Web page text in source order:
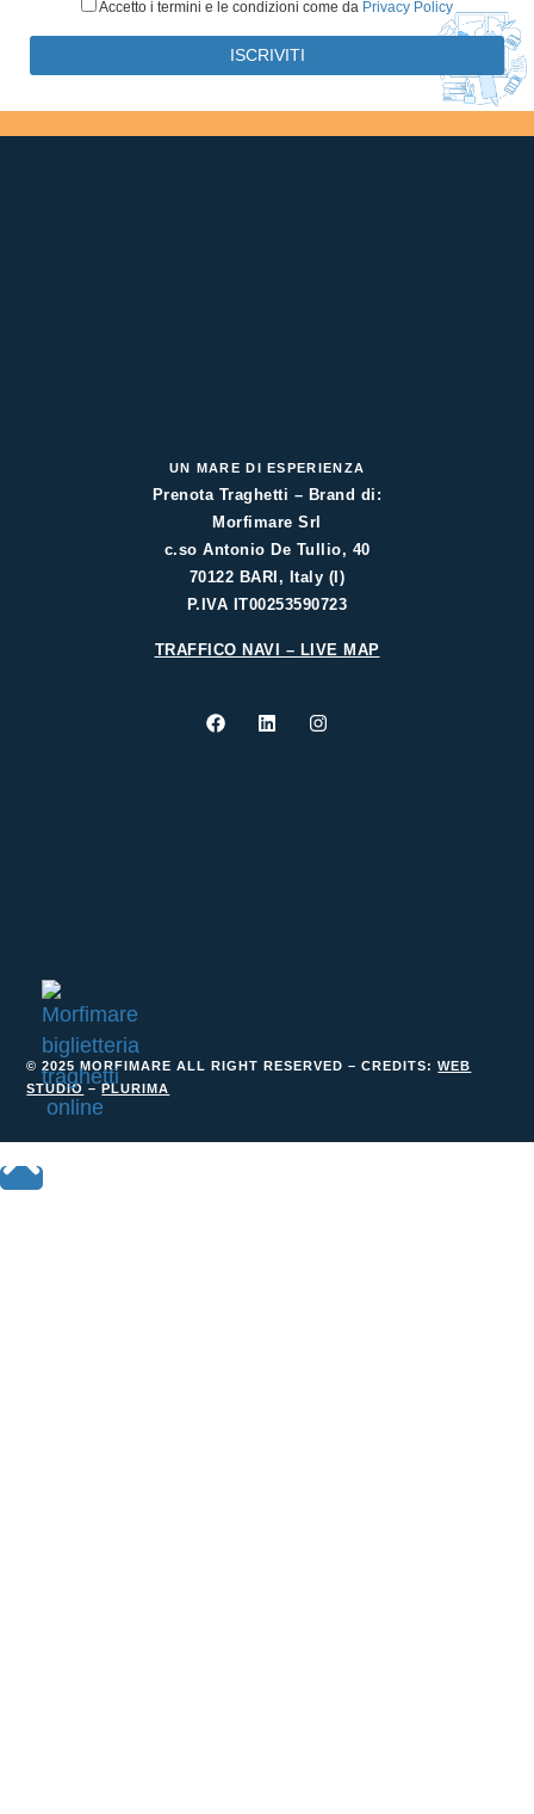
Accetto i termini e le condizioni come da Privacy Policy
UN MARE DI ESPERIENZA
Prenota Traghetti – Brand di:
Morfimare Srl
c.so Antonio De Tullio, 40
70122 BARI, Italy (I)
P.IVA IT00253590723
TRAFFICO NAVI – LIVE MAP
© 2025 MORFIMARE ALL RIGHT RESERVED – CREDITS:WEB
STUDIO – PLURIMA